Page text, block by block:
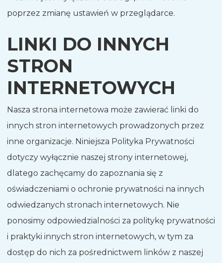
poprzez zmianę ustawień w przeglądarce.
LINKI DO INNYCH
STRON
INTERNETOWYCH
Nasza strona internetowa może zawierać linki do
innych stron internetowych prowadzonych przez
inne organizacje. Niniejsza Polityka Prywatności
dotyczy wyłącznie naszej strony internetowej,
dlatego zachęcamy do zapoznania się z
oświadczeniami o ochronie prywatności na innych
odwiedzanych stronach internetowych. Nie
ponosimy odpowiedzialności za politykę prywatności
i praktyki innych stron internetowych, w tym za
dostęp do nich za pośrednictwem linków z naszej